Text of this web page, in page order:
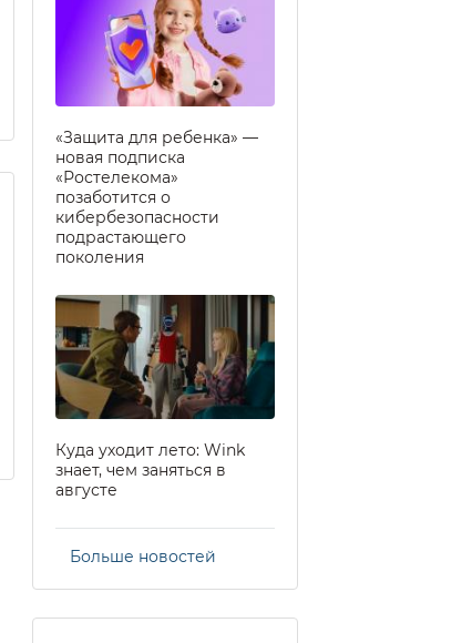
«Защита для ребенка» —
новая подписка
«Ростелекома»
позаботится о
кибербезопасности
подрастающего
поколения
Куда уходит лето: Wink
знает, чем заняться в
августе
Больше новостей